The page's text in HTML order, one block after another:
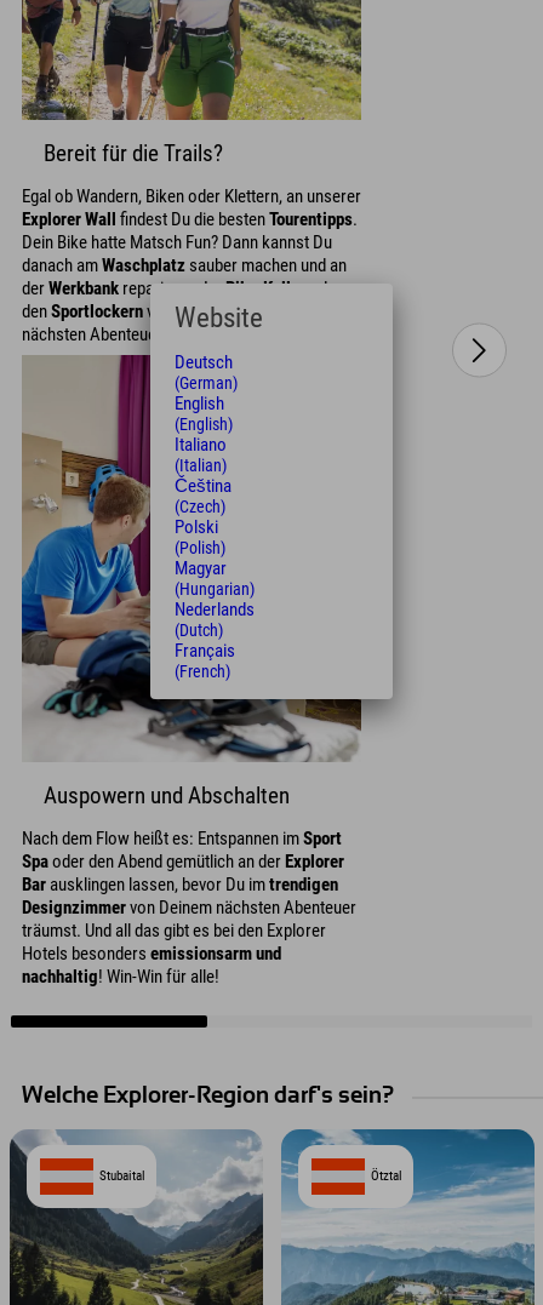
Bereit für die Trails?
Egal ob Wandern, Biken oder Klettern, an unserer
Explorer Wall findest Du die bestenTourentipps.
Dein Bike hatte Matsch Fun? Dann kannst Du
danach amWaschplatz sauber machen und an
derWerkbank reparieren. Im Bike-Keller
oder
denSportlockernverstaust Du es sicher bis zum
nächsten Abenteuer.
Auspowern und Abschalten
Nach dem Flow heißt es: Entspannen imSport
Spaoder den Abend gemütlich an derExplorer
Bar ausklingen lassen, bevor Du imtrendigen
Designzimmervon Deinem nächsten Abenteuer
träumst. Und all das gibt es bei den Explorer
Hotels besonders emissionsarm und
nachhaltig! Win-Win für alle!
Welche Explorer-Region darf's sein?
Stubaital Ötztal
Website
Deutsch
(German)
English
(English)
Italiano
(Italian)
Čeština
(Czech)
Polski
(Polish)
Magyar
(Hungarian)
Nederlands
(Dutch)
Français
(French)